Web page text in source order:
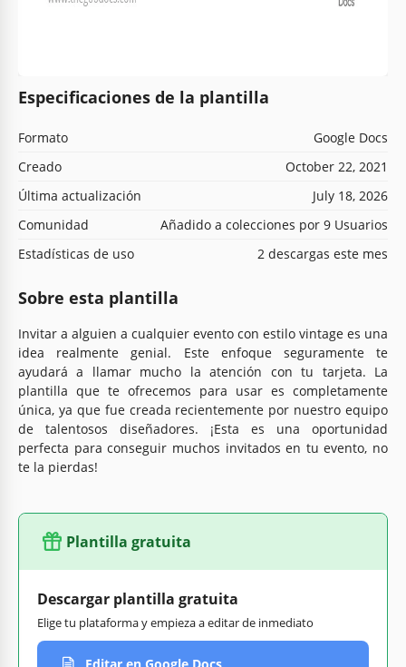
Especificaciones de la plantilla
Formato
Google Docs
Creado
October 22, 2021
Última actualización
July 18, 2026
Comunidad
Añadido a colecciones por 9 Usuarios
Estadísticas de uso
2 descargas este mes
Sobre esta plantilla
Invitar a alguien a cualquier evento con estilo vintage es una
idea realmente genial. Este enfoque seguramente te
ayudará a llamar mucho la atención con tu tarjeta. La
plantilla que te ofrecemos para usar es completamente
única, ya que fue creada recientemente por nuestro equipo
de talentosos diseñadores. ¡Esta es una oportunidad
perfecta para conseguir muchos invitados en tu evento, no
te la pierdas!
Plantilla gratuita
Descargar plantilla gratuita
Elige tu plataforma y empieza a editar de inmediato